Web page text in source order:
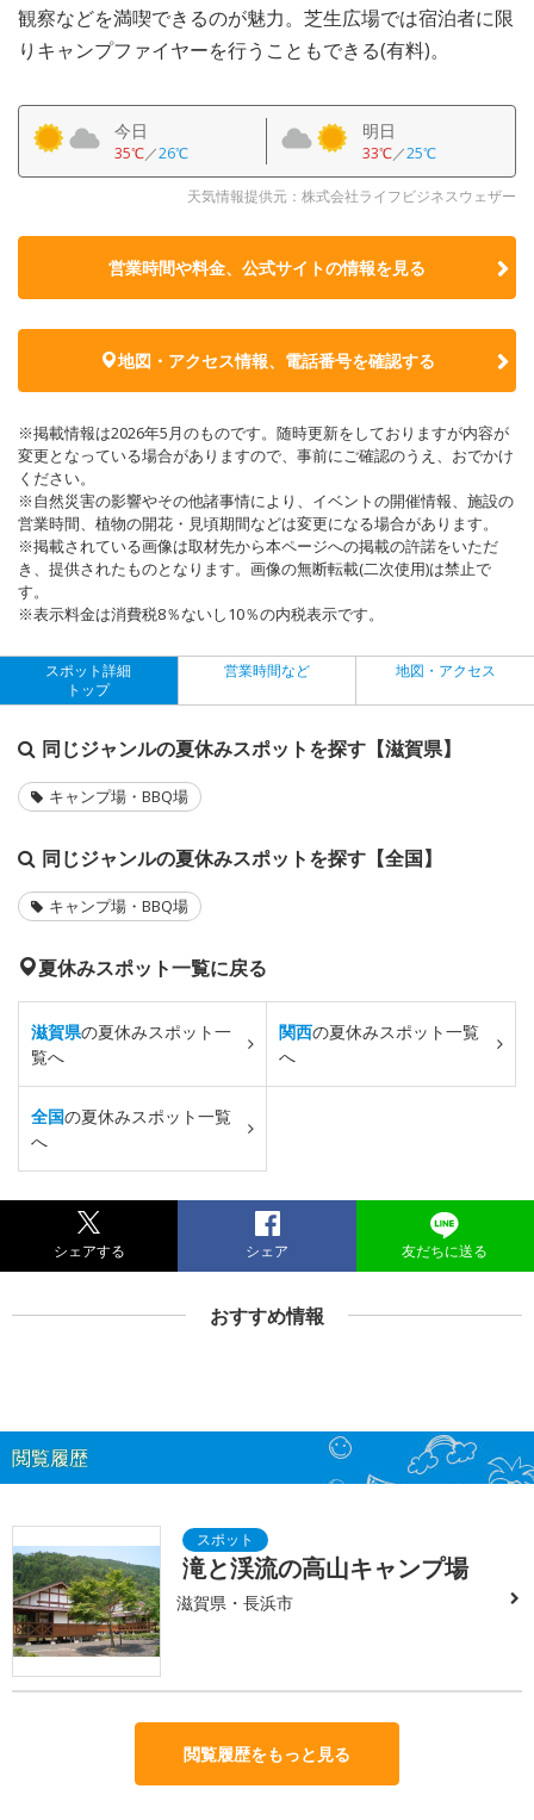
観察などを満喫できるのが魅力。芝生広場では宿泊者に限
りキャンプファイヤーを行うこともできる(有料)。
今日
35℃／26℃
明日
33℃／25℃
天気情報提供元：株式会社ライフビジネスウェザー
営業時間や料金、公式サイトの情報を見る
地図・アクセス情報、電話番号を確認する
※掲載情報は2026年5月のものです。随時更新をしておりますが内容が
変更となっている場合がありますので、事前にご確認のうえ、おでかけ
ください。
※自然災害の影響やその他諸事情により、イベントの開催情報、施設の
営業時間、植物の開花・見頃期間などは変更になる場合があります。
※掲載されている画像は取材先から本ページへの掲載の許諾をいただ
き、提供されたものとなります。画像の無断転載(二次使用)は禁止で
す。
※表示料金は消費税8％ないし10％の内税表示です。
スポット詳細
トップ
営業時間など 地図・アクセス
同じジャンルの夏休みスポットを探す【滋賀県】
キャンプ場・BBQ場
同じジャンルの夏休みスポットを探す【全国】
キャンプ場・BBQ場
夏休みスポット一覧に戻る
滋賀県の夏休みスポット一
覧へ
関西の夏休みスポット一覧
へ
全国の夏休みスポット一覧
へ
シェアする シェア 友だちに送る
おすすめ情報
閲覧履歴
滝と渓流の高山キャンプ場
滋賀県・長浜市
閲覧履歴をもっと見る